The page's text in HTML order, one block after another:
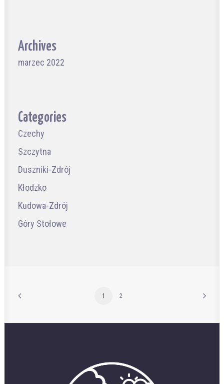
Archives
marzec 2022
Categories
Czechy
Szczytna
Duszniki-Zdrój
Kłodzko
Kudowa-Zdrój
Góry Stołowe
1 2